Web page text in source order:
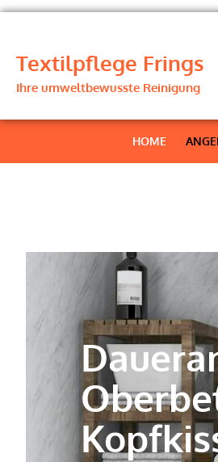
Textilpflege Frings
Ihre umweltbewusste Reinigung
HOME